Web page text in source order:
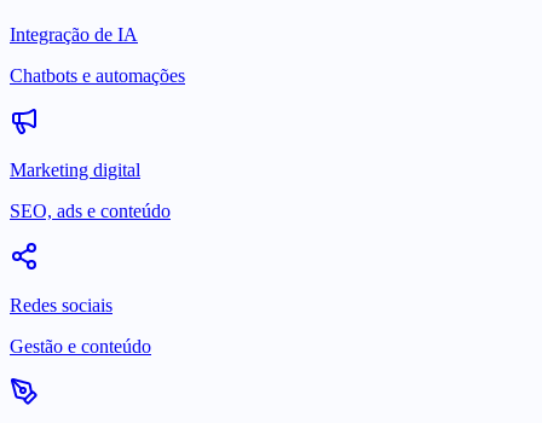
Integração de IA
Chatbots e automações
Marketing digital
SEO, ads e conteúdo
Redes sociais
Gestão e conteúdo